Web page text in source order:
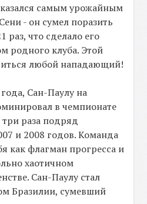
самым урожайным
- он сумел поразить
раз, что сделало его
родного клуба. Этой
любой нападающий!
Сан-Паулу на
в чемпионате
раза подряд
и 2008 годов. Команда
как флагман прогресса и
хаотичном
Сан-Паулу стал
Бразилии, сумевший